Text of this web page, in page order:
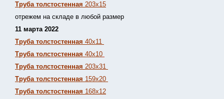
Труба толстостенная 203х15
отрежем на складе в любой размер
11 марта 2022
Труба толстостенная 40х11
Труба толстостенная 40х10
Труба толстостенная 203х31
Труба толстостенная 159х20
Труба толстостенная 168х12